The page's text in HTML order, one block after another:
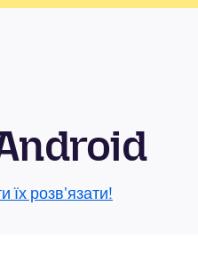
їх розв'язати!